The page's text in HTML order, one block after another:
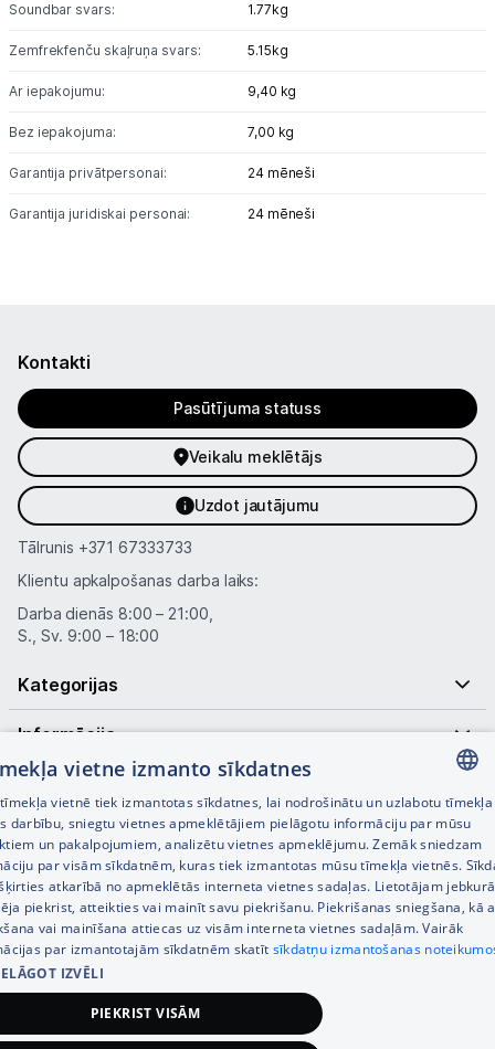
Soundbar svars: 1.77kg
Zemfrekfenču skaļruņa svars: 5.15kg
Ar iepakojumu: 9,40 kg
Bez iepakojuma: 7,00 kg
Garantija privātpersonai: 24 mēneši
Garantija juridiskai personai: 24 mēneši
Kontakti
Pasūtījuma statuss
Veikalu meklētājs
Uzdot jautājumu
Tālrunis +371 67333733
Klientu apkalpošanas darba laiks:
Darba dienās 8:00 – 21:00,
S., Sv. 9:00 – 18:00
Kategorijas
Informācija
Noderīgas saites
© SIA Tet 2026 -
LATVIAN
RUSSIAN
ENGLISH
vietne izmanto sīkdatnes
vietnē tiek izmantotas sīkdatnes, lai nodrošinātu un uzlabotu tīmekļa
darbību, sniegtu vietnes apmeklētājiem pielāgotu informāciju par mūsu
un pakalpojumiem, analizētu vietnes apmeklējumu. Zemāk sniedzam
par visām sīkdatnēm, kuras tiek izmantotas mūsu tīmekļa vietnēs.
atkarībā no apmeklētās interneta vietnes sadaļas. Lietotājam
piekrist, atteikties vai mainīt savu piekrišanu. Piekrišanas sniegšana, kā
vai mainīšana attiecas uz visām interneta vietnes sadaļām. Vairāk
par izmantotajām sīkdatnēm skatīt sīkdatņu izmantošanas
IZVĒLI
PIEKRIST VISĀM